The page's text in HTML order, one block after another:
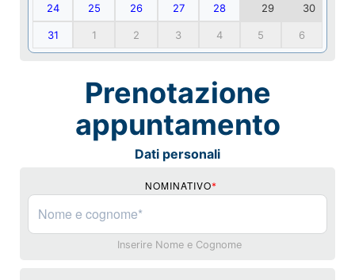
24 25 26 27 28 29 30
31 1 2 3 4 5 6
Prenotazione
appuntamento
Dati personali
NOMINATIVO*
Inserire Nome e Cognome